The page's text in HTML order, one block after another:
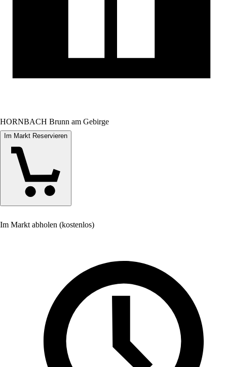
HORNBACH Brunn am Gebirge
Im Markt Reservieren
Im Markt abholen (kostenlos)